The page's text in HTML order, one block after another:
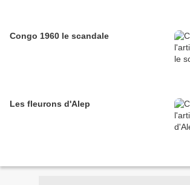
Congo 1960 le scandale
Les fleurons d'Alep